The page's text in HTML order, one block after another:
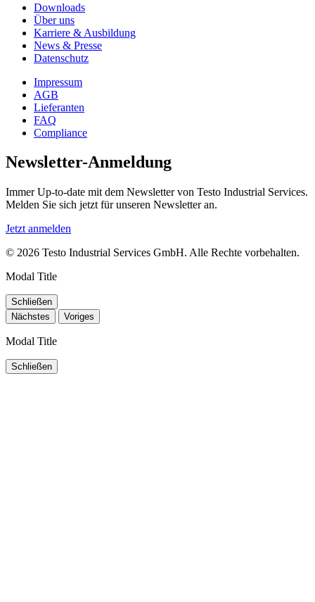
Downloads
Über uns
Karriere & Ausbildung
News & Presse
Datenschutz
Impressum
AGB
Lieferanten
FAQ
Compliance
Newsletter-Anmeldung
Immer Up-to-date mit dem Newsletter von Testo Industrial Services.
Melden Sie sich jetzt für unseren Newsletter an.
Jetzt anmelden
© 2026 Testo Industrial Services GmbH. Alle Rechte vorbehalten.
Modal Title
Schließen
Nächstes
Voriges
Modal Title
Schließen